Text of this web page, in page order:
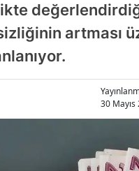
artması
30